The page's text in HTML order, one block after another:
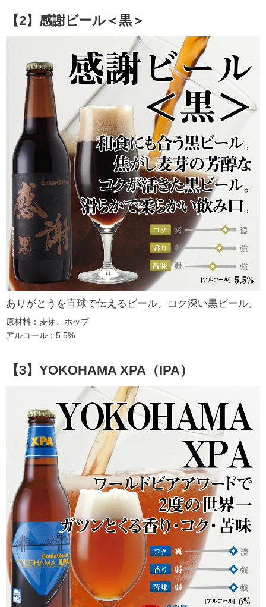
【2】感謝ビール＜黒＞
ありがとうを直球で伝えるビール。コク深い黒ビール。
原材料：麦芽、ホップ
アルコール：5.5%
【3】YOKOHAMA XPA（IPA）